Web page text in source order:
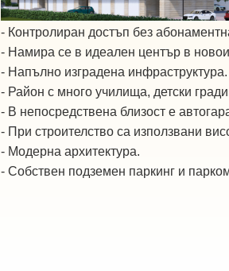
- Контролиран достъп без
- Намира се в идеален център в
- Напълно изградена инфраструктура.
- Район с много училища, детски
- В непосредствена близост е
- При строителство са използвани
- Модерна архитектура.
- Собствен подземен паркинг и